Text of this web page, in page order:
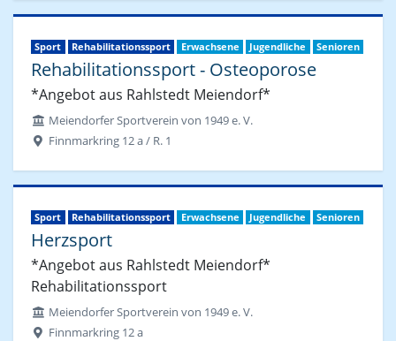
Sport Rehabilitationssport Erwachsene Jugendliche Senioren
Rehabilitationssport - Osteoporose
*Angebot aus Rahlstedt Meiendorf*
Meiendorfer Sportverein von 1949 e. V.
Finnmarkring 12 a / R. 1
Sport Rehabilitationssport Erwachsene Jugendliche Senioren
Herzsport
*Angebot aus Rahlstedt Meiendorf*
Rehabilitationssport
Meiendorfer Sportverein von 1949 e. V.
Finnmarkring 12 a